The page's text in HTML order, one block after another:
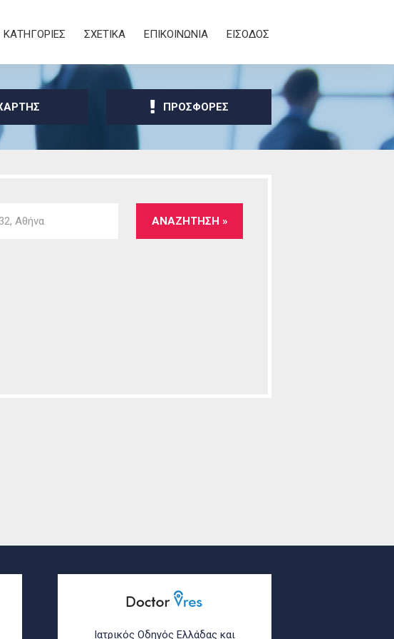
ΚΑΤΗΓΟΡΙΕΣ ΣΧΕΤΙΚΑ ΕΠΙΚΟΙΝΩΝΙΑ ΕΙΣΟΔΟΣ
ΠΡΟΣΦΟΡΕΣ
Ιατρικός Οδηγός Ελλάδας και